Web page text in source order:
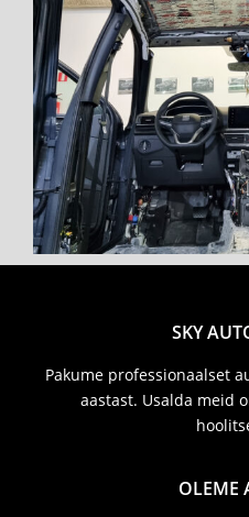
SKY
Pakume professionaalset
aastast. Usalda meid
OLEME